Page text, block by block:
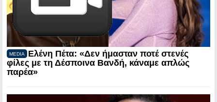
MEDIA
Ελένη Πέτα: «Δεν ήμασταν ποτέ στενές
φίλες με τη Δέσποινα Βανδή, κάναμε απλώς
παρέα»